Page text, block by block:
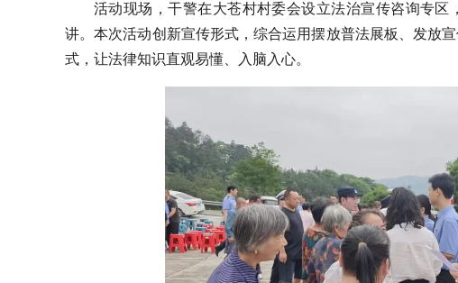
活动现场，干警在大苍村村委会设立法治宣传咨询专
讲。本次活动创新宣传形式，综合运用摆放普法展板、发放
式，让法律知识直观易懂、入脑入心。